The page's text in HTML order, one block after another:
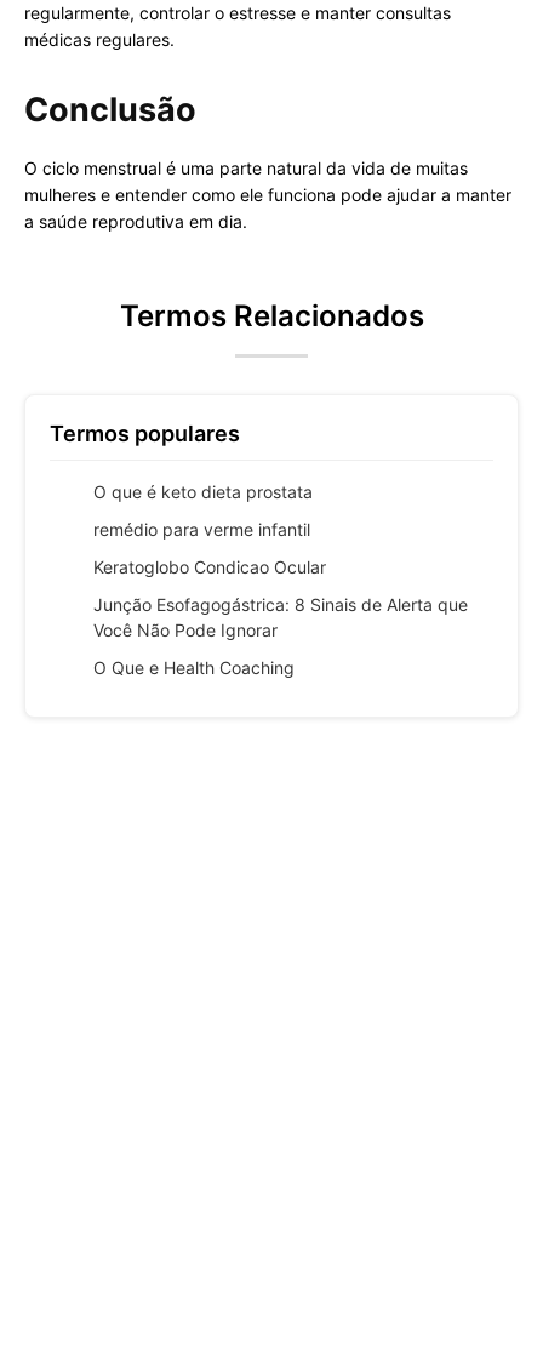
regularmente, controlar o estresse e manter consultas
médicas regulares.
Conclusão
O ciclo menstrual é uma parte natural da vida de muitas
mulheres e entender como ele funciona pode ajudar a manter
a saúde reprodutiva em dia.
Termos Relacionados
Termos populares
O que é keto dieta prostata
remédio para verme infantil
Keratoglobo Condicao Ocular
Junção Esofagogástrica: 8 Sinais de Alerta que
Você Não Pode Ignorar
O Que e Health Coaching